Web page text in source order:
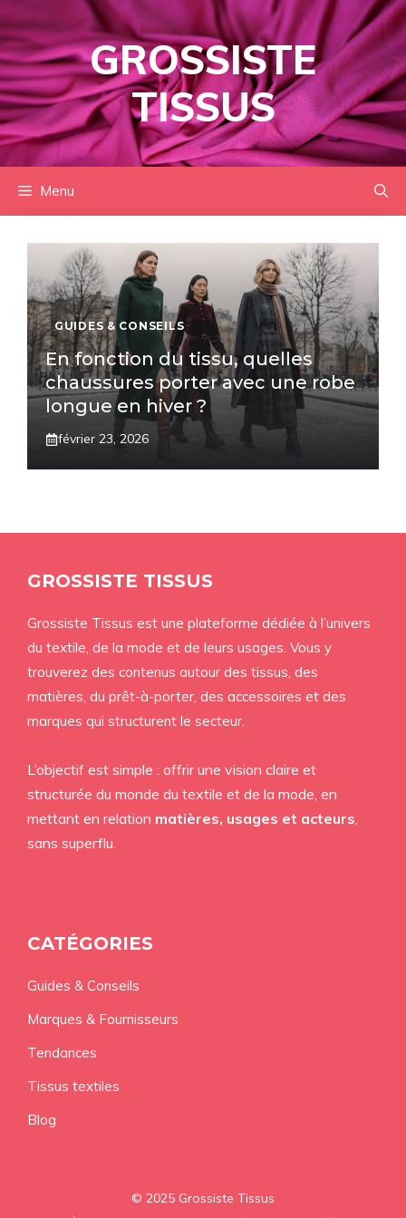
au
contenu
GROSSISTE
TISSUS
Menu
GUIDES & CONSEILS
En fonction du tissu, quelles
chaussures porter avec une robe
longue en hiver ?
février 23, 2026
GROSSISTE TISSUS
Grossiste Tissus est une plateforme dédiée à l’univers
du textile, de la mode et de leurs usages. Vous y
trouverez des contenus autour des tissus, des
matières, du prêt-à-porter, des accessoires et des
marques qui structurent le secteur.
L’objectif est simple : offrir une vision claire et
structurée du monde du textile et de la mode, en
mettant en relation matières, usages et acteurs,
sans superflu.
CATÉGORIES
Guides & Conseils
Marques & Fournisseurs
Tendances
Tissus textiles
Blog
© 2025 Grossiste Tissus